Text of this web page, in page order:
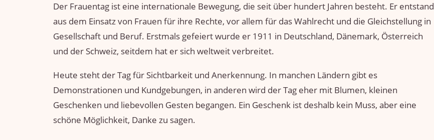
Der Frauentag ist eine internationale Bewegung, die seit über hundert Jahren besteht. Er entstand
aus dem Einsatz von Frauen für ihre Rechte, vor allem für das Wahlrecht und die Gleichstellung in
Gesellschaft und Beruf. Erstmals gefeiert wurde er 1911 in Deutschland, Dänemark, Österreich
und der Schweiz, seitdem hat er sich weltweit verbreitet.
Heute steht der Tag für Sichtbarkeit und Anerkennung. In manchen Ländern gibt es
Demonstrationen und Kundgebungen, in anderen wird der Tag eher mit Blumen, kleinen
Geschenken und liebevollen Gesten begangen. Ein Geschenk ist deshalb kein Muss, aber eine
schöne Möglichkeit, Danke zu sagen.